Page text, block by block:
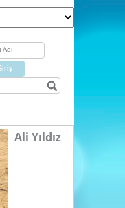
Ali Yıldız